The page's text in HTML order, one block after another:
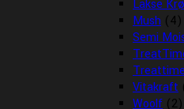
Lakse
Mush (4)
Semi
Vitakraft
Woolf (2)